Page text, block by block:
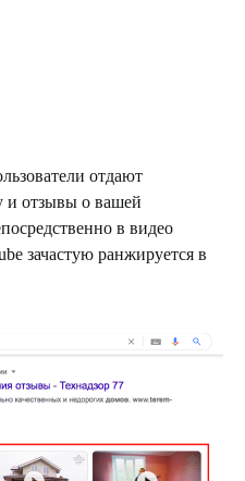
отдают
и отзывы о вашей
в видео
зачастую ранжируется в